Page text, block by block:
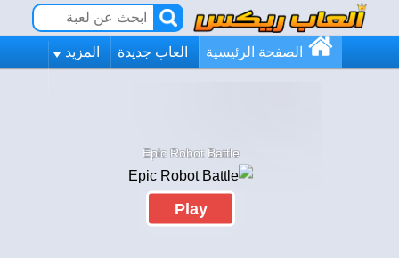
الصفحة الرئيسية العاب جديدة المزيد
Epic Robot Battle
Play